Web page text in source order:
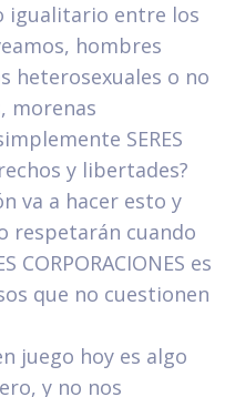
igualitario entre los
hombres
heterosexuales o no
morenas
SERES
y libertades?
va a hacer esto y
respetarán cuando
CORPORACIONES es
que no cuestionen
juego hoy es algo
y no nos